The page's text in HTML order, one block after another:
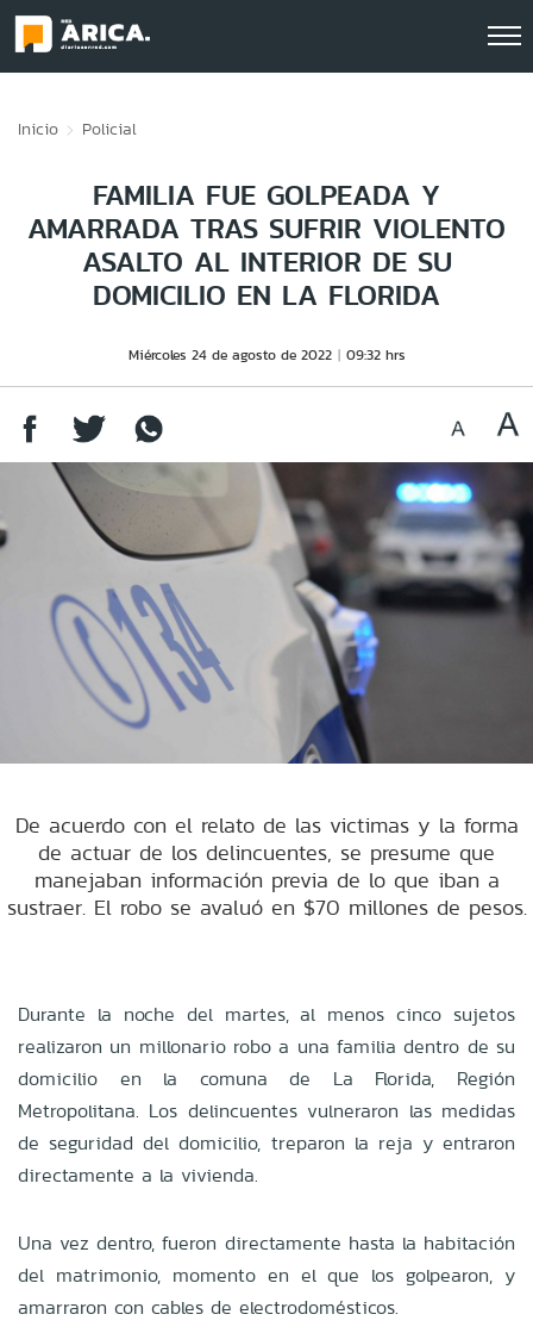
Inicio Policial
FAMILIA FUE GOLPEADA Y
AMARRADA TRAS SUFRIR VIOLENTO
ASALTO AL INTERIOR DE SU
DOMICILIO EN LA FLORIDA
Miércoles 24 de agosto de 2022 09:32 hrs
De acuerdo con el relato de las victimas y la forma
de actuar de los delincuentes, se presume que
manejaban información previa de lo que iban a
sustraer. El robo se avaluó en $70 millones de pesos.
Durante la noche del martes, al menos cinco sujetos
realizaron un millonario robo a una familia dentro de su
domicilio en la comuna de La Florida, Región
Metropolitana. Los delincuentes vulneraron las medidas
de seguridad del domicilio, treparon la reja y entraron
directamente a la vivienda.
Una vez dentro, fueron directamente hasta la habitación
del matrimonio, momento en el que los golpearon, y
amarraron con cables de electrodomésticos.